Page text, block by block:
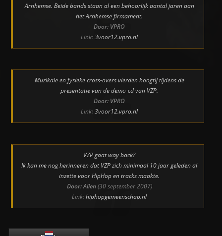
Arnhemse. Beide bands staan al een behoorlijk aantal jaren aan
het Arnhemse firmament.
Door: VPRO
Link:3voor12.vpro.nl
Muzikale en fysieke cross-overs vierden hoogtij tijdens de
presentatie van de demo-cd van VZP.
Door: VPRO
Link:3voor12.vpro.nl
VZP gaat way back?
Ik kan me nog herinneren dat VZP zich minimaal 10 jaar geleden al
inzette voor HipHop en tracks maakte.
Door: Alien(30 september 2007)
Link:hiphopgemeenschap.nl